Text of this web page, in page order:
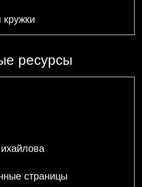
ресурсы
страницы